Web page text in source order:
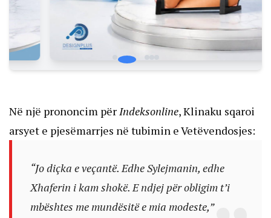
Në një prononcim përIndeksonline, Klinaku sqaroi
arsyet e pjesëmarrjes në tubimin e Vetëvendosjes:
“Jo diçka e veçantë. Edhe Sylejmanin, edhe
Xhaferin i kam shokë. E ndjej për obligim t’i
mbështes me mundësitë e mia modeste,”